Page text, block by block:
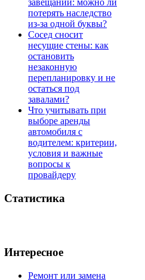
завещании: можно ли
потерять наследство
из-за одной буквы?
Сосед сносит
несущие стены: как
остановить
незаконную
перепланировку и не
остаться под
завалами?
Что учитывать при
выборе аренды
автомобиля с
водителем: критерии,
условия и важные
вопросы к
провайдеру
Статистика
Интересное
Ремонт или замена